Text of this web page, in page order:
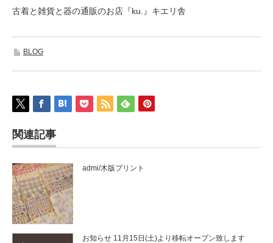
古着と雑貨と器の通販のお店『ku.』キエリ舎
BLOG
関連記事
admi/木版プリント
お知らせ 11月15日(土)より移転オープン致します